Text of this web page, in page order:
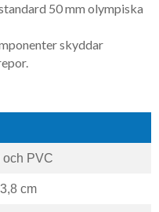
50 mm olympiska
skyddar
PVC
cm